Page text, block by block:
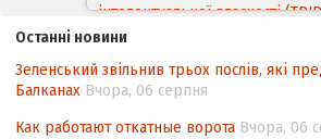
інтелектуальної власності
контексті євроінтеграції
Аналіз виборчого
невизначеності механізму
підрахунку голосів виборців
Останні новини
Зеленський звільнив трьох послів, які
Балканах Вчора, 06 серпня
Как работают откатные ворота Вчора, 06